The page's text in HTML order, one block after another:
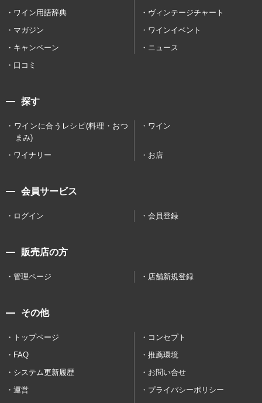
ワイン用語辞典
ヴィンテージチャート
マガジン
ワインイベント
キャンペーン
ニュース
口コミ
探す
ワインに合うレシピ(料理・おつ
まみ)
ワイン
ワイナリー お店
会員サービス
ログイン 会員登録
販売店の方
管理ページ 店舗新規登録
その他
トップページ
コンセプト
FAQ
推薦環境
システム更新履歴
お問い合せ
運営
プライバシーポリシー